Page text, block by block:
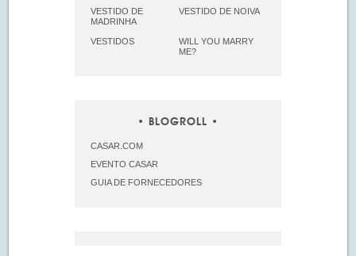
VESTIDO DE
MADRINHA
VESTIDO DE NOIVA
VESTIDOS
WILL YOU MARRY
ME?
BLOGROLL
CASAR.COM
EVENTO CASAR
GUIA DE FORNECEDORES